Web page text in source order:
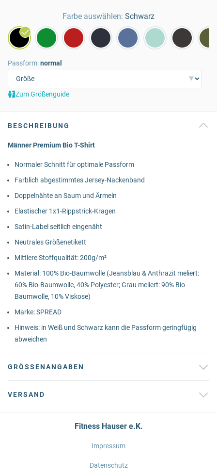
Farbe auswählen: Schwarz
Passform:normal
Zum Größenguide
BESCHREIBUNG
Männer Premium Bio T-Shirt
Normaler Schnitt für optimale Passform
Farblich abgestimmtes Jersey-Nackenband
Doppelnähte an Saum und Ärmeln
Elastischer 1x1-Rippstrick-Kragen
Satin-Label seitlich eingenäht
Neutrales Größenetikett
Mittlere Stoffqualität: 200g/m²
Material: 100% Bio-Baumwolle (Jeansblau & Anthrazit meliert:
60% Bio-Baumwolle, 40% Polyester; Grau meliert: 90% Bio-
Baumwolle, 10% Viskose)
Marke: SPREAD
Hinweis: in Weiß und Schwarz kann die Passform geringfügig
abweichen
GRÖSSENANGABEN
VERSAND
Fitness Hauser e.K.
Impressum
Datenschutz